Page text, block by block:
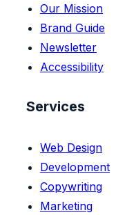
Our Mission
Brand Guide
Newsletter
Accessibility
Services
Web Design
Development
Copywriting
Marketing